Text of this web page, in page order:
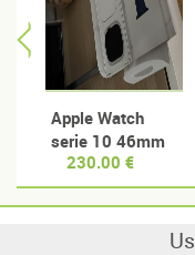
Apple Watch
serie 10 46mm
Applacare+
230.00 €